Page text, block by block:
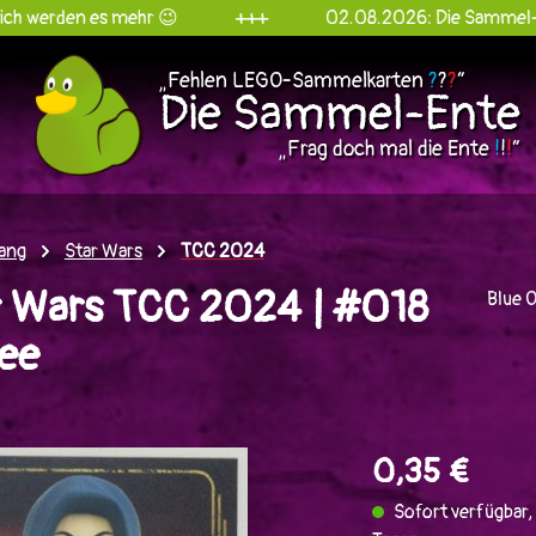
mehr 😉 +++ 02.08.2026: Die Sammel-Ente goes
„Fehlen LEGO-Sammelkarten ???“
Die Sammel-Ente
„Frag doch mal die Ente!!!“
Star Wars TCC 2024
Wars TCC 2024 | #018
Blue
0,35 €
Sofort